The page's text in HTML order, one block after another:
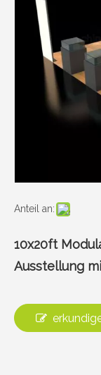
Anteil an:
10x20ft
Ausstellung